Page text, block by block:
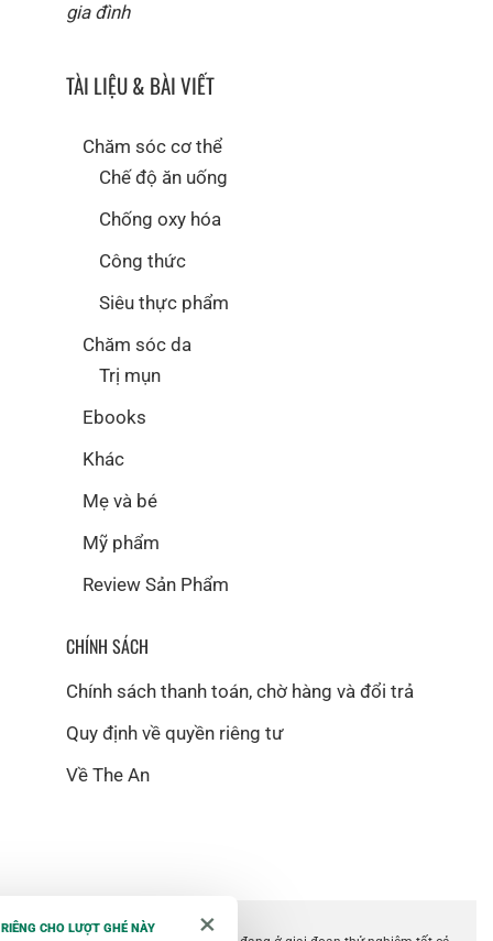
gia đình
TÀI LIỆU & BÀI VIẾT
Chăm sóc cơ thể
Chế độ ăn uống
Chống oxy hóa
Công thức
Siêu thực phẩm
Chăm sóc da
Trị mụn
Ebooks
Khác
Mẹ và bé
Mỹ phẩm
Review Sản Phẩm
CHÍNH SÁCH
Chính sách thanh toán, chờ hàng và đổi trả
Quy định về quyền riêng tư
Về The An
×
CHO LƯỢT GHÉ NÀY